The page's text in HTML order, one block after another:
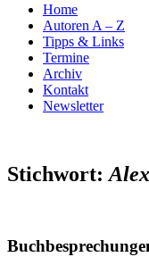
Home
Autoren A – Z
Tipps & Links
Termine
Archiv
Kontakt
Newsletter
Stichwort: